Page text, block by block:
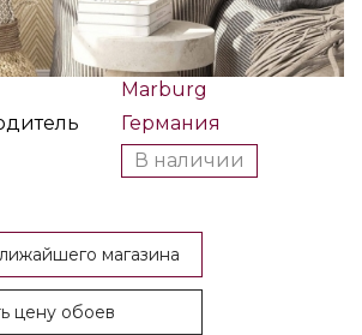
Marburg
Германия
В наличии
магазина
цену обоев